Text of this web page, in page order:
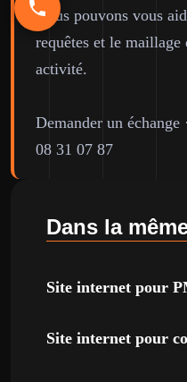
Nous pouvons vous
requêtes et le
activité.
Demander un échange ·
08 31 07 87
Dans la
Site internet pour
Site internet pour